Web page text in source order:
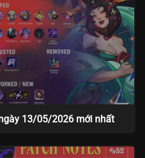
13/05/2026 mới nhất